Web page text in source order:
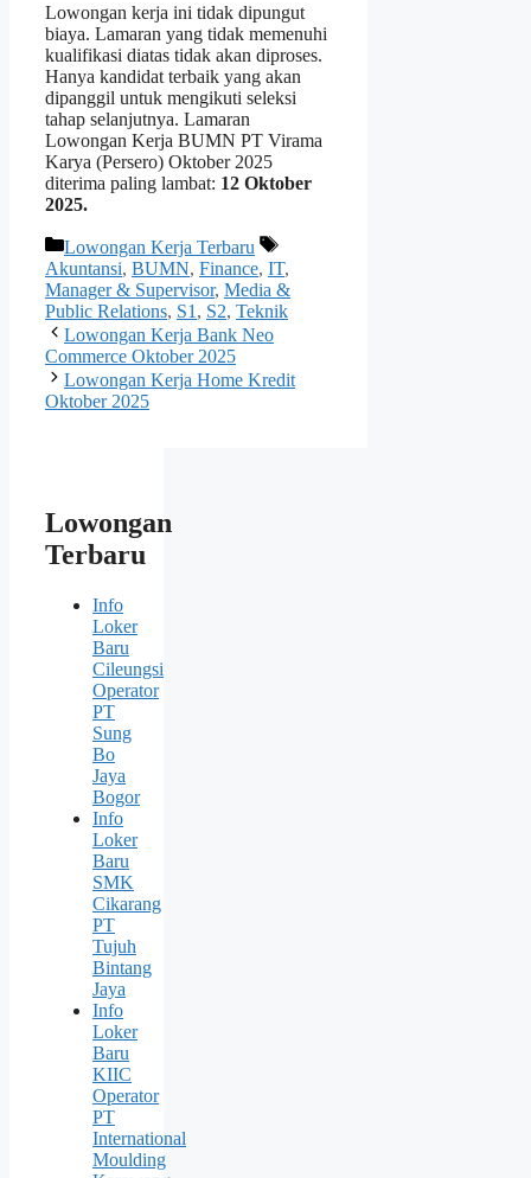
Lowongan kerja ini tidak dipungut
biaya. Lamaran yang tidak memenuhi
kualifikasi diatas tidak akan diproses.
Hanya kandidat terbaik yang akan
dipanggil untuk mengikuti seleksi
tahap selanjutnya. Lamaran
Lowongan Kerja BUMN PT Virama
Karya (Persero) Oktober 2025
diterima paling lambat: 12 Oktober
2025.
Kategori
Lowongan Kerja Terbaru
Tag
Akuntansi, BUMN, Finance, IT,
Manager & Supervisor, Media &
Public Relations, S1 , S2, Teknik
Lowongan Kerja Bank Neo
Commerce Oktober 2025
Lowongan Kerja Home Kredit
Oktober 2025
Lowongan
Terbaru
Info
Loker
Baru
Cileungsi
Operator
PT
Sung
Bо
Jaya
Bogor
Info
Loker
Baru
SMK
Cikarang
PT
Tujuh
Bintang
Jaya
Info
Loker
Baru
KIIC
Operator
PT
International
Moulding